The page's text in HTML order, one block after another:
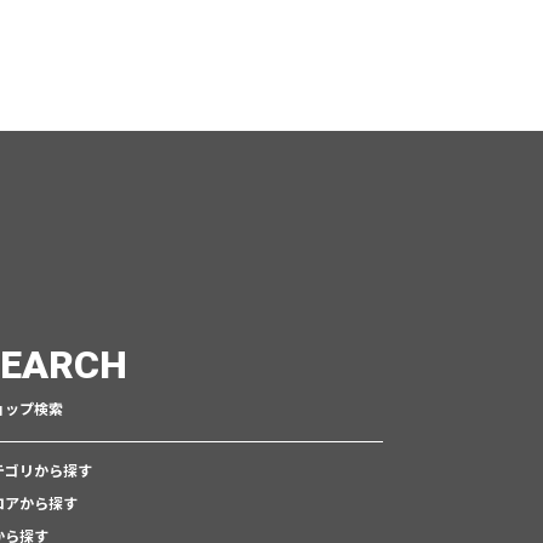
ップ検索
ゴリから探す
アから探す
ら探す